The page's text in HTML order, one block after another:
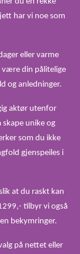
har vi noe som
eller varme
være din pålitelige
og anledninger.
aktør utenfor
unike og
som du ikke
gjenspeiles i
at du raskt kan
tilbyr vi også
bekymringer.
på nettet eller